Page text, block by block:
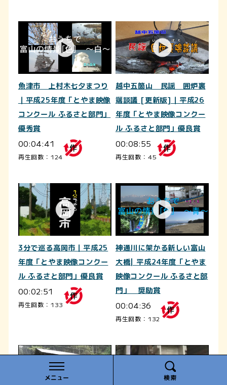
メニュー 検索
魚津市 上村木七夕まつり
｜平成25年度「とやま映像
コンクール ふるさと部門」
優秀賞
00:04:41
再生回数：124
越中五箇山 民謡 囲炉裏
端談議 [更新版]｜平成26
年度「とやま映像コンクー
ル ふるさと部門」優良賞
00:08:55
再生回数：45
3分で巡る高岡市｜平成25
年度「とやま映像コンクー
ル ふるさと部門」優良賞
00:02:51
再生回数：133
神通川に架かる新しい富山
大橋| 平成24年度「とやま
映像コンクール ふるさと部
門」 奨励賞
00:04:36
再生回数：132